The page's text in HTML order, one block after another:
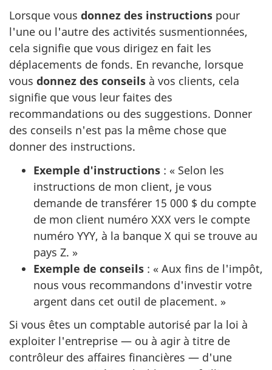
Lorsque vous donnez des instructions pour
l'une ou l'autre des activités susmentionnées,
cela signifie que vous dirigez en fait les
déplacements de fonds. En revanche, lorsque
vous donnez des conseils à vos clients, cela
signifie que vous leur faites des
recommandations ou des suggestions. Donner
des conseils n'est pas la même chose que
donner des instructions.
Exemple d'instructions : « Selon les
instructions de mon client, je vous
demande de transférer 15 000 $ du compte
de mon client numéro XXX vers le compte
numéro YYY, à la banque X qui se trouve au
pays Z. »
Exemple de conseils : « Aux fins de l'impôt,
nous vous recommandons d'investir votre
argent dans cet outil de placement. »
Si vous êtes un comptable autorisé par la loi à
exploiter l'entreprise — ou à agir à titre de
contrôleur des affaires financières — d'une